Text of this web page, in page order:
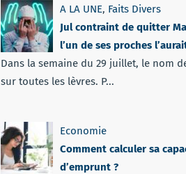
A LA UNE, Faits Divers
Jul contraint de quitter
l’un de ses proches
Dans la semaine du 29 juillet, le nom
sur toutes les lèvres. P...
Economie
Comment calculer sa
d’emprunt ?